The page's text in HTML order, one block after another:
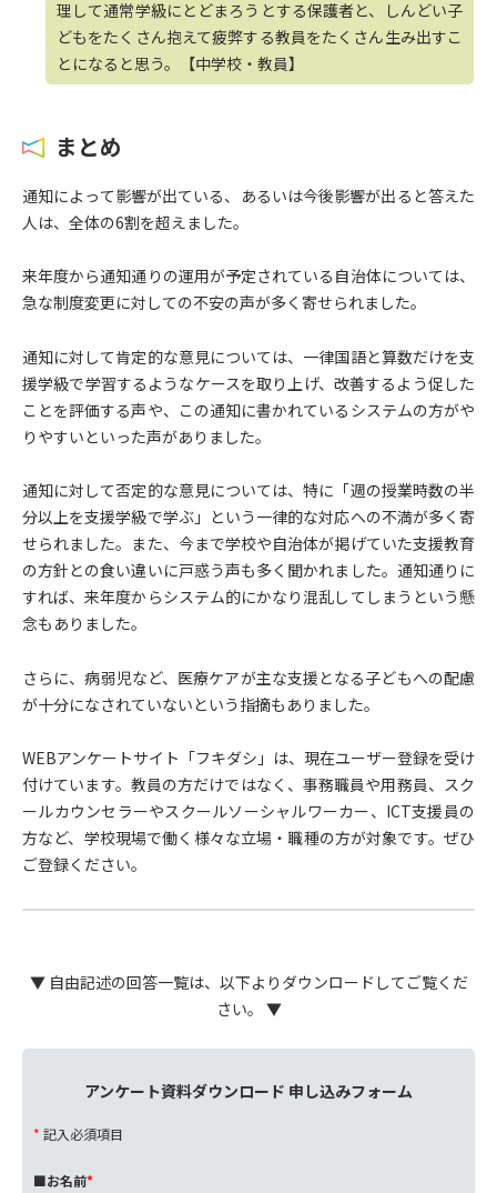
理して通常学級にとどまろうとする保護者と、しんどい子
どもをたくさん抱えて疲弊する教員をたくさん生み出すこ
とになると思う。【中学校・教員】
まとめ
通知によって影響が出ている、あるいは今後影響が出ると答えた
人は、全体の6割を超えました。
来年度から通知通りの運用が予定されている自治体については、
急な制度変更に対しての不安の声が多く寄せられました。
通知に対して肯定的な意見については、一律国語と算数だけを支
援学級で学習するようなケースを取り上げ、改善するよう促した
ことを評価する声や、この通知に書かれているシステムの方がや
りやすいといった声がありました。
通知に対して否定的な意見については、特に「週の授業時数の半
分以上を支援学級で学ぶ」という一律的な対応への不満が多く寄
せられました。また、今まで学校や自治体が掲げていた支援教育
の方針との食い違いに戸惑う声も多く聞かれました。通知通りに
すれば、来年度からシステム的にかなり混乱してしまうという懸
念もありました。
さらに、病弱児など、医療ケアが主な支援となる子どもへの配慮
が十分になされていないという指摘もありました。
WEBアンケートサイト「フキダシ」は、現在ユーザー登録を受け
付けています。教員の方だけではなく、事務職員や用務員、スク
ールカウンセラーやスクールソーシャルワーカー、ICT支援員の
方など、学校現場で働く様々な立場・職種の方が対象です。ぜひ
ご登録ください。
▼ 自由記述の回答一覧は、以下よりダウンロードしてご覧くだ
さい。 ▼
アンケート資料ダウンロード 申し込みフォーム
* 記入必須項目
■お名前*